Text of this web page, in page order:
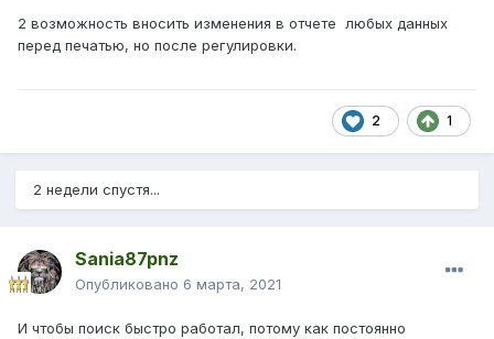
2 возможность вносить изменения в отчете любых данных
перед печатью, но после регулировки.
2 1
2 недели спустя...
Sania87pnz
Опубликовано 6 марта, 2021
И чтобы поиск быстро работал, потому как постоянно